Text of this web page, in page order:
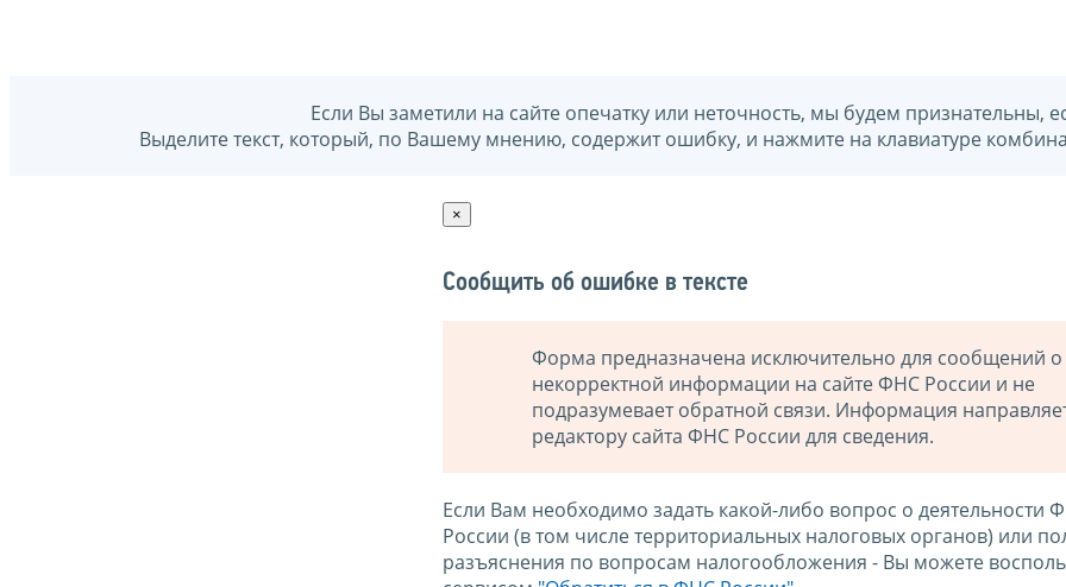
Если Вы заметили на сайте опечатку или неточность, мы будем признательны,
Выделите текст, который, по Вашему мнению, содержит ошибку, и нажмите на клавиатуре
×
Сообщить об ошибке в тексте
Форма предназначена исключительно для сообщений о
некорректной информации на сайте ФНС России и не
подразумевает обратной связи. Информация
редактору сайта ФНС России для сведения.
Если Вам необходимо задать какой-либо вопрос о деятельности
России (в том числе территориальных налоговых органов) или
разъяснения по вопросам налогообложения - Вы можете